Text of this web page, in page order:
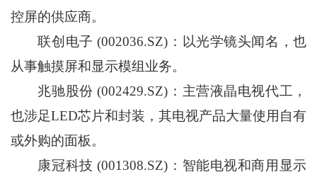
控屏的供应商。
联创电子 (002036.SZ)：以光学镜头闻名，也
从事触摸屏和显示模组业务。
兆驰股份 (002429.SZ)：主营液晶电视代工，
也涉足LED芯片和封装，其电视产品大量使用自有
或外购的面板。
康冠科技 (001308.SZ)：智能电视和商用显示